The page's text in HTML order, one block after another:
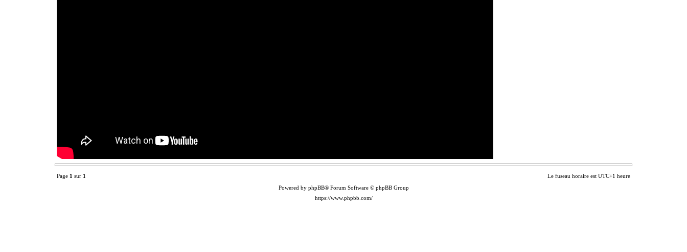
Page 1 sur 1 Le fuseau horaire est UTC+1 heure
Powered by phpBB® Forum Software © phpBB Group
https://www.phpbb.com/